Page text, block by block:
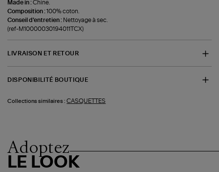
Made in :Chine.
Composition :100% coton.
Conseil d'entretien : Nettoyage à sec.
(ref-M10000030194011TCX)
LIVRAISON ET RETOUR
DISPONIBILITÉ BOUTIQUE
Collections similaires : CASQUETTES
Adoptez
LE LOOK